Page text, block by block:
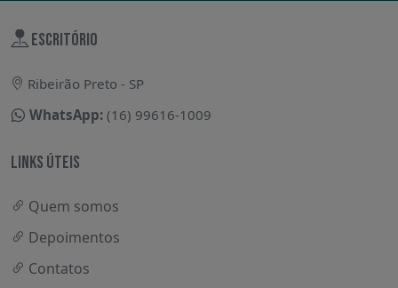
ESCRITÓRIO
Ribeirão Preto - SP
WhatsApp: (16) 99616-1009
LINKS ÚTEIS
Quem somos
Depoimentos
Contatos